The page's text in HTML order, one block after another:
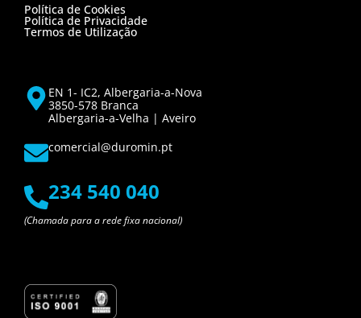
Política de Cookies
Política de Privacidade
Termos de Utilização
EN 1- IC2, Albergaria-a-Nova
3850-578 Branca
Albergaria-a-Velha | Aveiro
comercial@duromin.pt
234 540 040
(Chamada para a rede fixa nacional)